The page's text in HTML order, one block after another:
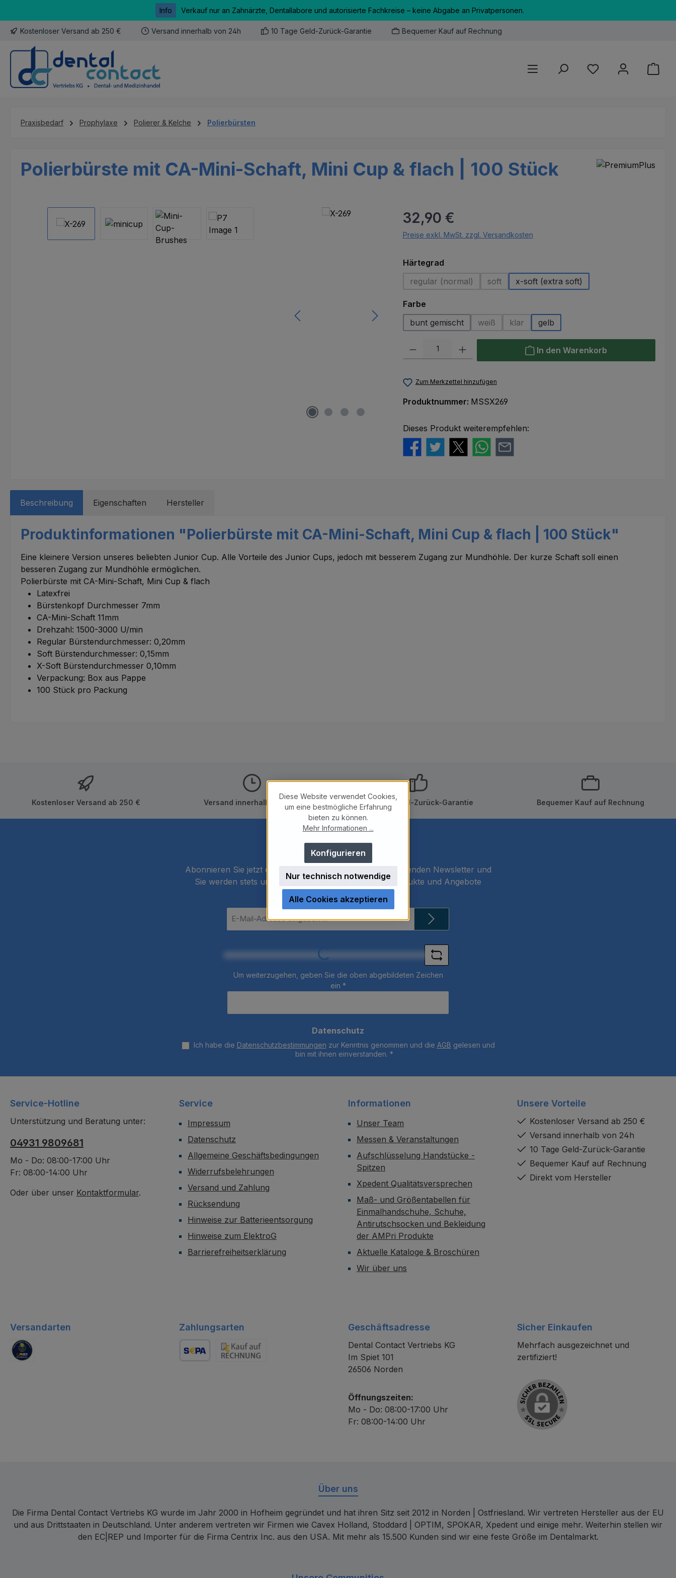
Info Verkauf nur an Zahnärzte, Dentallabore und autorisierte Fachkreise – keine Abgabe an Privatpersonen.
Kostenloser Versand ab 250 € Versand innerhalb von 24h 10 Tage Geld-Zurück-Garantie Bequemer Kauf auf Rechnung
Du hast 0 Produkte
Praxisbedarf Prophylaxe Polierer & Kelche Polierbürsten
Polierbürste mit CA-Mini-Schaft, Mini Cup & flach | 100 Stück
Regulärer Preis:
32,90 €
Preise exkl. MwSt. zzgl. Versandkosten
Härtegradauswählen
regular (normal)
(Diese Option ist zurzeit nicht verfügbar.)
soft
(Diese Option ist zurzeit nicht verfügbar.)
x-soft (extra soft)
Farbeauswählen
bunt gemischt
weiß
(Diese Option ist zurzeit nicht verfügbar.)
klar
(Diese Option ist zurzeit nicht verfügbar.)
gelb
Produkt Anzahl: Gib den gewünschten Wert ein oder benutze die Schaltflächen
In den Warenkorb
Zum Merkzettel hinzufügen
Produktnummer: MSSX269
Dieses Produkt weiterempfehlen:
Beschreibung Eigenschaften Hersteller
Produktinformationen "Polierbürste mit CA-Mini-Schaft, Mini Cup & flach | 100 Stück"
Eine kleinere Version unseres beliebten Junior Cup. Alle Vorteile des Junior Cups, jedoch mit besserem Zugang zur Mundhöhle. Der kurze Schaft soll einen
besseren Zugang zur Mundhöhle ermöglichen.
Polierbürste mit CA-Mini-Schaft, Mini Cup & flach
Latexfrei
Bürstenkopf Durchmesser 7mm
CA-Mini-Schaft 11mm
Drehzahl: 1500-3000 U/min
Regular Bürstendurchmesser: 0,20mm
Soft Bürstendurchmesser: 0,15mm
X-Soft Bürstendurchmesser 0,10mm
Verpackung: Box aus Pappe
100 Stück pro Packung
Kostenloser Versand ab 250 € Versand innerhalb von 24h 10 Tage Geld-Zurück-Garantie Bequemer Kauf auf Rechnung
Newsletter
Abonnieren Sie jetzt einfach unseren regelmäßig erscheinenden Newsletter und
Sie werden stets unter den Ersten sein, über neue Produkte und Angebote
informiert werden.
Mail-
Loading...
Um weiterzugehen, geben Sie die oben abgebildeten Zeichen
ein *
Datenschutz
Ich habe die Datenschutzbestimmungen zur Kenntnis genommen und die AGB gelesen und
bin mit ihnen einverstanden. *
Service-Hotline
Unterstützung und Beratung unter:
04931 9809681
Mo - Do: 08:00-17:00 Uhr
Fr: 08:00-14:00 Uhr
Oder über unser Kontaktformular.
Service
Impressum
Datenschutz
Allgemeine Geschäftsbedingungen
Widerrufsbelehrungen
Versand und Zahlung
Rücksendung
Hinweise zur Batterieentsorgung
Hinweise zum ElektroG
Barrierefreiheitserklärung
Informationen
Unser Team
Messen & Veranstaltungen
Aufschlüsselung Handstücke -
Spitzen
Xpedent Qualitätsversprechen
Maß- und Größentabellen für
Einmalhandschuhe, Schuhe,
Antirutschsocken und Bekleidung
der AMPri Produkte
Aktuelle Kataloge & Broschüren
Wir über uns
Unsere Vorteile
Kostenloser Versand ab 250 €
Versand innerhalb von 24h
10 Tage Geld-Zurück-Garantie
Bequemer Kauf auf Rechnung
Direkt vom Hersteller
Versandarten Zahlungsarten Geschäftsadresse
Dental Contact Vertriebs KG
Im Spiet 101
26506 Norden
Öffnungszeiten:
Mo - Do: 08:00-17:00 Uhr
Fr: 08:00-14:00 Uhr
Sicher Einkaufen
Mehrfach ausgezeichnet und
zertifiziert!
Über uns
Die Firma Dental Contact Vertriebs KG wurde im Jahr 2000 in Hofheim gegründet und hat ihren Sitz seit 2012 in Norden | Ostfriesland. Wir vertreten Hersteller aus der EU
und aus Drittstaaten in Deutschland. Unter anderem vertreten wir Firmen wie Cavex Holland, Stoddard | OPTIM, SPOKAR, Xpedent und einige mehr. Weiterhin stellen wir
den EC|REP und Importer für die Firma Centrix Inc. aus den USA. Mit mehr als 15.500 Kunden sind wir eine feste Größe im Dentalmarkt.
Diese Website verwendet Cookies,
um eine bestmögliche Erfahrung
bieten zu können.
Mehr Informationen ...
Nur technisch notwendige
Konfigurieren
Alle Cookies akzeptieren